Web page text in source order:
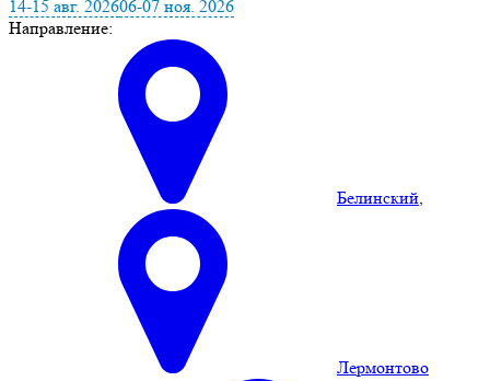
14-15 авг. 202606-07 ноя. 2026
Направление:
Белинский,
Лермонтово